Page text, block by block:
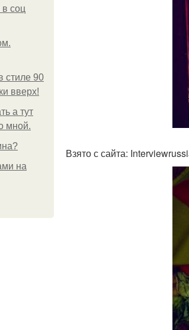
в соц
стиле 90
вверх!
а тут
мной.
на
Взято с сайта: